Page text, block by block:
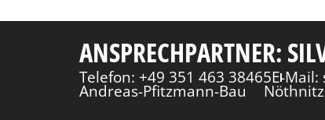
ANSPRECHPARTNER:
Telefon: +49 351 463 38465E-
Andreas-Pfitzmann-Bau